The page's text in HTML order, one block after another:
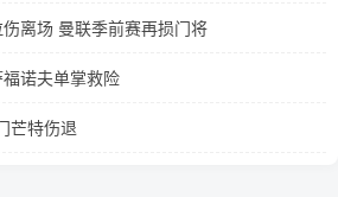
离场 曼联季前赛再损门将
诺夫单掌救险
芒特伤退